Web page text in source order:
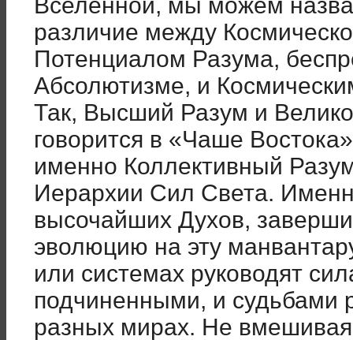
различие между
Потенциалом Разума,
Абсолютизме, и
Так, Высший Разум и
говорится в «Чаше
именно Коллективный
Иерархии Сил Света.
высочайших Духов,
эволюцию на эту
или системах руководят
подчиненными, и судьбами
разных мирах. Не